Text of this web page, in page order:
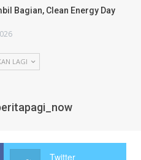
Bagian, Clean Energy Day
LAGI
Twitter